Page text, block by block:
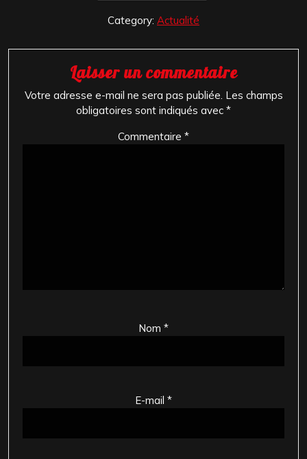
Category: Actualité
Laisser un commentaire
Votre adresse e-mail ne sera pas publiée. Les champs
obligatoires sont indiqués avec *
Commentaire *
Nom *
E-mail *